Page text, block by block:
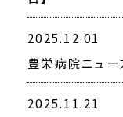
2025.12.01
豊栄病院ニュ
2025.11.21